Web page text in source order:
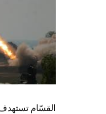
القسّام تستهدف